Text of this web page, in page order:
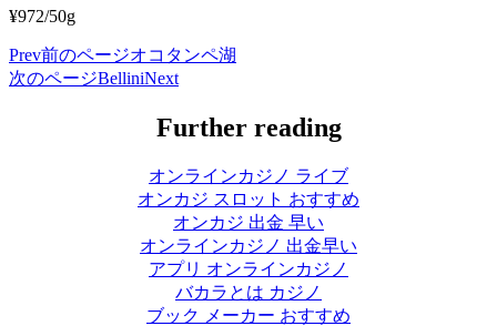
¥972/50g
Prev前のページオコタンペ湖
次のページBelliniNext
Further reading
オンラインカジノ ライブ
オンカジ スロット おすすめ
オンカジ 出金 早い
オンラインカジノ 出金早い
アプリ オンラインカジノ
バカラとは カジノ
ブック メーカー おすすめ